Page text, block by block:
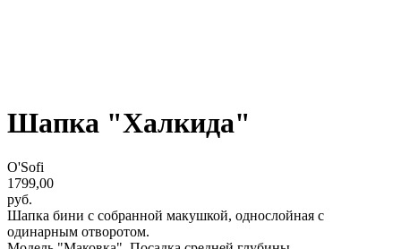
Шапка "Халкида"
O'Sofi
1799,00
руб.
Шапка бини с собранной макушкой, однослойная с
одинарным отворотом.